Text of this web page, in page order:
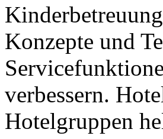
Konzepte und
verbessern.
Hotelgruppen